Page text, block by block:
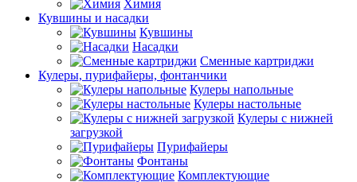
Химия
Кувшины и насадки
Кувшины
Насадки
Сменные картриджи
Кулеры, пурифайеры, фонтанчики
Кулеры напольные
Кулеры настольные
Кулеры с нижней
загрузкой
Пурифайеры
Фонтаны
Комплектующие